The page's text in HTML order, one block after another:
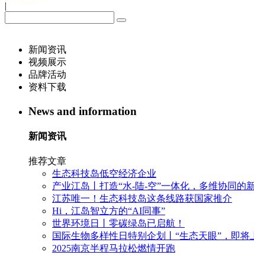
|
新闻资讯
视频展示
品牌活动
资料下载
News and information
新闻资讯
推荐文章
生态科技岛低空经济企业
产业江岛丨打造“水-陆-空”一体化，多维协同的
江苏唯一！生态科技岛这条线路获国家推介
Hi，江岛智立方的“AI同事”
世界环境日丨零碳绿岛已启航！
国际生物多样性日特别企划丨“生态天眼”，即将
2025南京半程马拉松燃情开跑